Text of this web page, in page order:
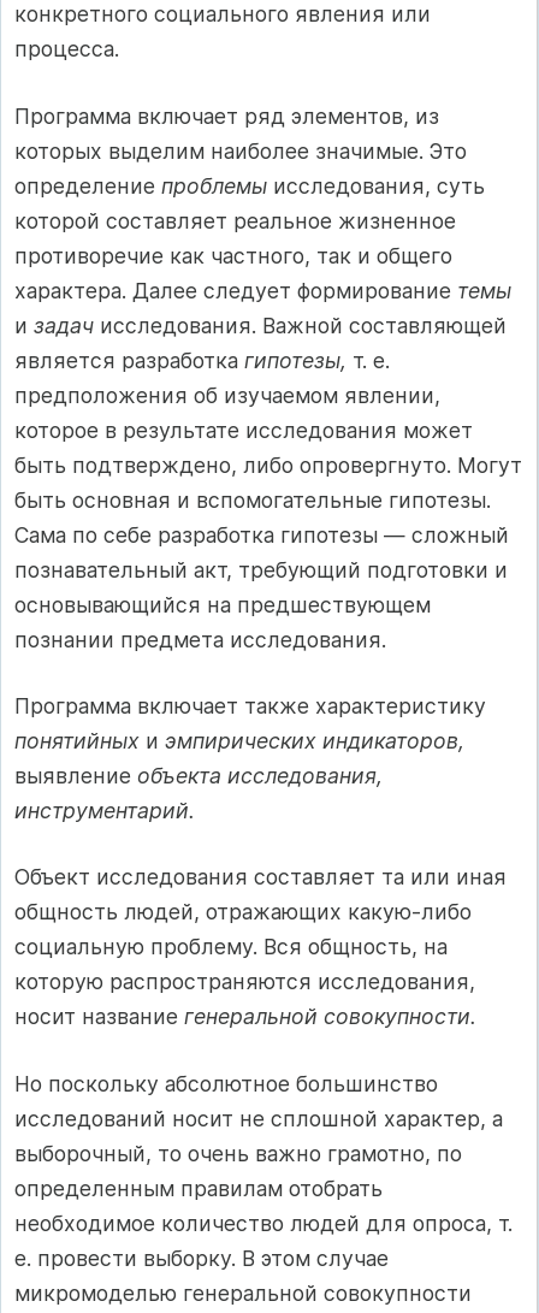
конкретного социального явления или
процесса.
Программа включает ряд элементов, из
которых выделим наиболее значимые. Это
определение проблемы исследования, суть
которой составляет реальное жизненное
противоречие как частного, так и общего
характера. Далее следует формирование темы
и задач исследования. Важной составляющей
является разработка гипотезы, т. е.
предположения об изучаемом явлении,
которое в результате исследования может
быть подтверждено, либо опровергнуто. Могут
быть основная и вспомогательные гипотезы.
Сама по себе разработка гипотезы — сложный
познавательный акт, требующий подготовки и
основывающийся на предшествующем
познании предмета исследования.
Программа включает также характеристику
понятийных и эмпирических индикаторов,
выявление объекта исследования,
инструментарий.
Объект исследования составляет та или иная
общность людей, отражающих какую-либо
социальную проблему. Вся общность, на
которую распространяются исследования,
носит название генеральной совокупности.
Но поскольку абсолютное большинство
исследований носит не сплошной характер, а
выборочный, то очень важно грамотно, по
определенным правилам отобрать
необходимое количество людей для опроса, т.
е. провести выборку. В этом случае
микромоделью генеральной совокупности